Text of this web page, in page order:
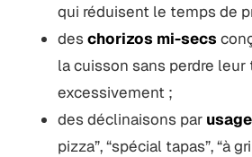
qui réduisent le temps de
deschorizos mi-secs
la cuisson sans perdre
excessivement ;
des déclinaisons par
pizza”, “spécial tapas”, “à